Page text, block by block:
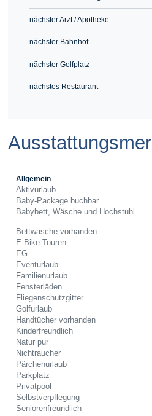
nächster Arzt / Apotheke
nächster Bahnhof
nächster Golfplatz
nächstes Restaurant
Allgemein
Aktivurlaub
Baby-Package buchbar
Babybett, Wäsche und Hochstuhl
Bettwäsche vorhanden
E-Bike Touren
EG
Eventurlaub
Familienurlaub
Fensterläden
Fliegenschutzgitter
Golfurlaub
Handtücher vorhanden
Kinderfreundlich
Natur pur
Nichtraucher
Pärchenurlaub
Parkplatz
Privatpool
Selbstverpflegung
Seniorenfreundlich